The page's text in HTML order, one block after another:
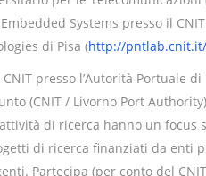
Systems presso il
di Pisa (http://pntlab.cnit.it/
presso l’Autorità Portuale
(CNIT / Livorno Port
di ricerca hanno un focus
di ricerca finanziati da enti
Partecipa (per conto del